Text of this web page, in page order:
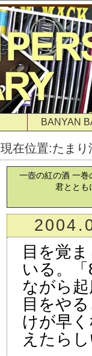
BANYAN
現在位置:たまり
目を覚
いる。
ながら
目をや
けが早
えたら